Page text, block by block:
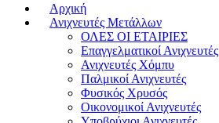
Αρχική
Ανιχνευτές Μετάλλων
ΟΛΕΣ ΟΙ ΕΤΑΙΡΙΕΣ
Επαγγελματικοί Ανιχνευτές
Ανιχνευτές Χόμπυ
Παλμικοί Ανιχνευτές
Φυσικός Χρυσός
Οικονομικοί Ανιχνευτές